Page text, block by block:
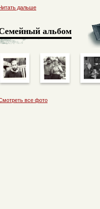
дальше
альбом
все фото